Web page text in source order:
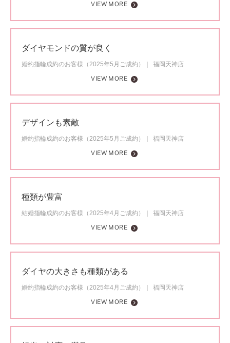
VIEW MORE
ダイヤモンドの質が良く
婚約指輪成約のお客様（2025年5月ご成約）
福岡天神店
VIEW MORE
デザインも素敵
婚約指輪成約のお客様（2025年5月ご成約）
福岡天神店
VIEW MORE
種類が豊富
結婚指輪成約のお客様（2025年4月ご成約）
福岡天神店
VIEW MORE
ダイヤの大きさも種類がある
婚約指輪成約のお客様（2025年4月ご成約）
福岡天神店
VIEW MORE